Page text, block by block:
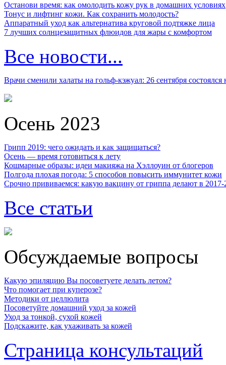
Останови время: как омолодить кожу рук в домашних условиях
Тонус и лифтинг кожи. Как сохранить молодость?
Аппаратный уход как альтернатива круговой подтяжке лица
7 лучших солнцезащитных флюидов для жары с комфортом
Все новости...
Врачи сменили халаты на гольф-кэжуал: 26 сентября
Осень 2023
Грипп 2019: чего ожидать и как защищаться?
Осень — время готовиться к лету
Кошмарные образы: идеи макияжа на Хэллоуин от блогеров
Полгода плохая погода: 5 способов повысить иммунитет кожи
Срочно прививаемся: какую вакцину от гриппа делают в 2017-
Все статьи
Обсуждаемые вопросы
Какую эпиляцию Вы посоветуете делать летом?
Что помогает при куперозе?
Методики от целлюлита
Посоветуйте домашний уход за кожей
Уход за тонкой, сухой кожей
Подскажите, как ухаживать за кожей
Страница консультаций